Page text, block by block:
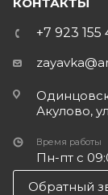
+7 923 155
Акулово,
Время работы
Пн-пт с
Обратный